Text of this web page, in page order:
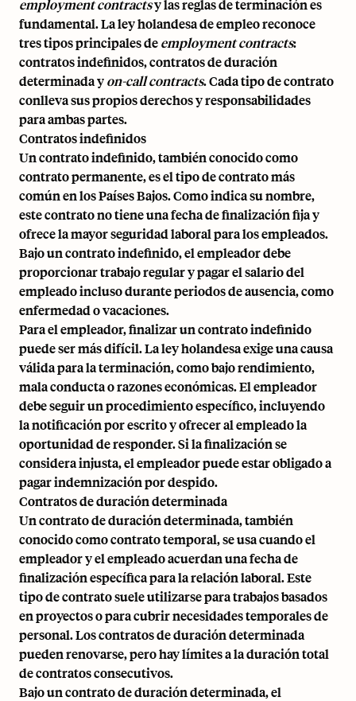
employment contractsy las reglas de terminación es
fundamental. La ley holandesa de empleo reconoce
tres tipos principales deemployment contracts:
contratos indefinidos, contratos de duración
determinada yon-call contracts. Cada tipo de contrato
conlleva sus propios derechos y responsabilidades
para ambas partes.
Contratos indefinidos
Un contrato indefinido, también conocido como
contrato permanente, es el tipo de contrato más
común en los Países Bajos. Como indica su nombre,
este contrato no tiene una fecha de finalización fija y
ofrece la mayor seguridad laboral para los empleados.
Bajo un contrato indefinido, el empleador debe
proporcionar trabajo regular y pagar el salario del
empleado incluso durante periodos de ausencia, como
enfermedad o vacaciones.
Para el empleador, finalizar un contrato indefinido
puede ser más difícil. La ley holandesa exige una causa
válida para la terminación, como bajo rendimiento,
mala conducta o razones económicas. El empleador
debe seguir un procedimiento específico, incluyendo
la notificación por escrito y ofrecer al empleado la
oportunidad de responder. Si la finalización se
considera injusta, el empleador puede estar obligado a
pagar indemnización por despido.
Contratos de duración determinada
Un contrato de duración determinada, también
conocido como contrato temporal, se usa cuando el
empleador y el empleado acuerdan una fecha de
finalización específica para la relación laboral. Este
tipo de contrato suele utilizarse para trabajos basados
en proyectos o para cubrir necesidades temporales de
personal. Los contratos de duración determinada
pueden renovarse, pero hay límites a la duración total
de contratos consecutivos.
Bajo un contrato de duración determinada, el